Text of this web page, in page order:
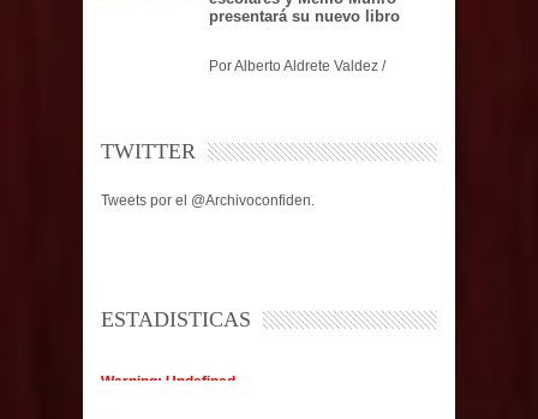
presentará su nuevo libro
Por Alberto Aldrete Valdez /
TWITTER
Tweets por el @Archivoconfiden.
ESTADISTICAS